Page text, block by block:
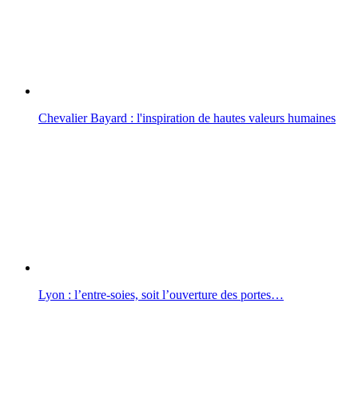
Chevalier Bayard : l'inspiration de hautes valeurs humaines
Lyon : l’entre-soies, soit l’ouverture des portes…